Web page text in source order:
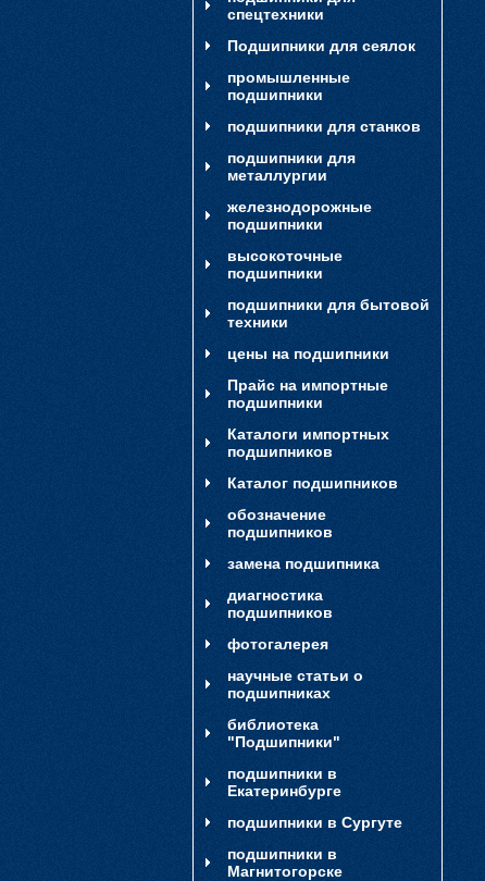
спецтехники
Подшипники для сеялок
промышленные
подшипники
подшипники для станков
подшипники для
металлургии
железнодорожные
подшипники
высокоточные
подшипники
подшипники для бытовой
техники
цены на подшипники
Прайс на импортные
подшипники
Каталоги импортных
подшипников
Каталог подшипников
обозначение
подшипников
замена подшипника
диагностика
подшипников
фотогалерея
научные статьи о
подшипниках
библиотека
"Подшипники"
подшипники в
Екатеринбурге
подшипники в Сургуте
подшипники в
Магнитогорске